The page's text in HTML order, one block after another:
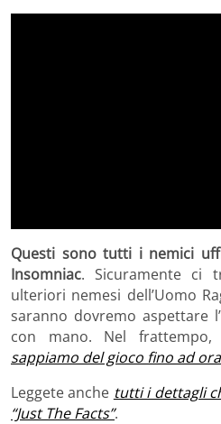
Questi sono tutti i nemici
Insomniac. Sicuramente ci
ulteriori nemesi dell’Uomo
saranno dovremo aspettare
con mano. Nel frattempo,
sappiamo del gioco fino ad ora
Leggete anche tutti i dettagli
“Just The Facts”.